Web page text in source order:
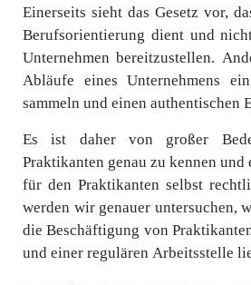
Einerseits sieht das Gesetz vor,
Berufsorientierung dient und
Unternehmen bereitzustellen.
Abläufe eines Unternehmens
sammeln und einen
Es ist daher von großer
Praktikanten genau zu kennen
für den Praktikanten selbst
werden wir genauer untersuchen,
die Beschäftigung von
und einer regulären Arbeitsstelle